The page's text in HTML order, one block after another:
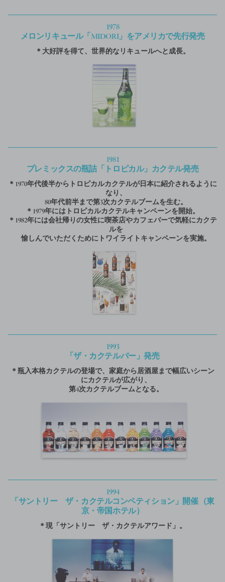
1978
メロンリキュール「MIDORI」をアメリカで先行発売
＊大好評を得て、世界的なリキュールへと成長。
1981
プレミックスの瓶詰「トロピカル」カクテル発売
＊1970年代後半からトロピカルカクテルが日本に紹介されるように
なり、
80年代前半まで第3次カクテルブームを生む。
＊1979年にはトロピカルカクテルキャンペーンを開始。
＊1982年には会社帰りの女性に喫茶店やカフェバーで気軽にカクテ
ルを
愉しんでいただくためにトワイライトキャンペーンを実施。
1993
「ザ・カクテルバー」発売
＊瓶入本格カクテルの登場で、家庭から居酒屋まで幅広いシーン
にカクテルが広がり、
第4次カクテルブームとなる。
1994
「サントリー ザ・カクテルコンペティション」開催 （東
京・帝国ホテル）
＊現「サントリー ザ・カクテルアワード」。